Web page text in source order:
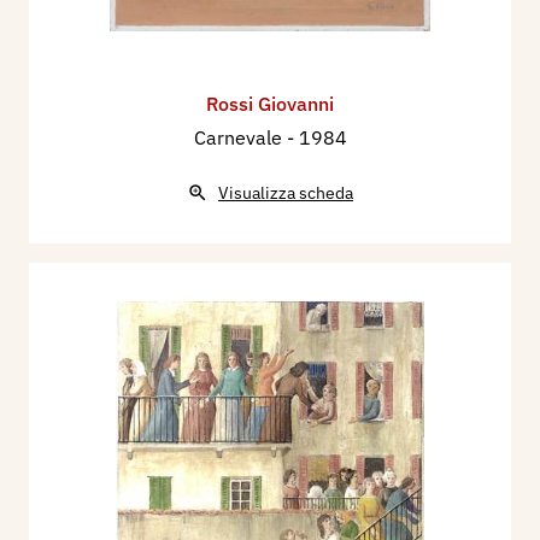
collettiva “L’annuncio fatto a Maria”.
personale “La poesia del quotidiano”.
2006 - Saronno - Biblioteca Civica e Museo delle
pittore e decoratore”.
Mostra collettiva permanente "Piccolo fondo
artistico".
2011 - Saronno - Salone Parrocchia SS. Pietro e
Paolo - Mostra collettiva "I colori delle Parabole".
2014 - Saronno - Villa Gianetti - Mostra collettiva
"Il Crocifisso Risorto ieri e oggi".
2016 - Como - Sede Fam. Comasca - Mostra "Il
Rossi Giovanni
Carnevale - 1984
Visualizza scheda